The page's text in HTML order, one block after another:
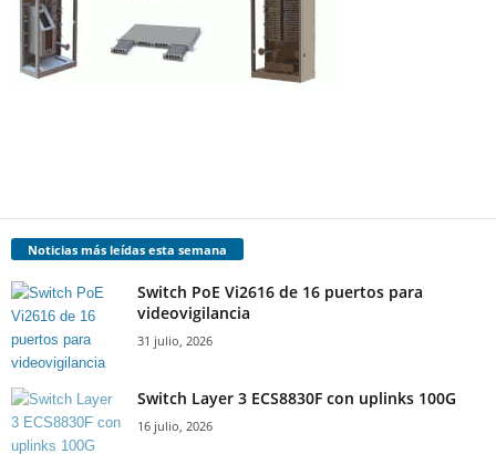
Noticias más leídas esta semana
Switch PoE Vi2616 de 16 puertos para
videovigilancia
31 julio, 2026
Switch Layer 3 ECS8830F con uplinks 100G
16 julio, 2026